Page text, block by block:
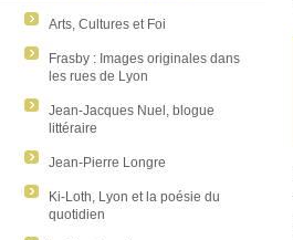
Arts, Cultures et Foi
Frasby : Images originales dans
les rues de Lyon
Jean-Jacques Nuel, blogue
littéraire
Jean-Pierre Longre
Ki-Loth, Lyon et la poésie du
quotidien